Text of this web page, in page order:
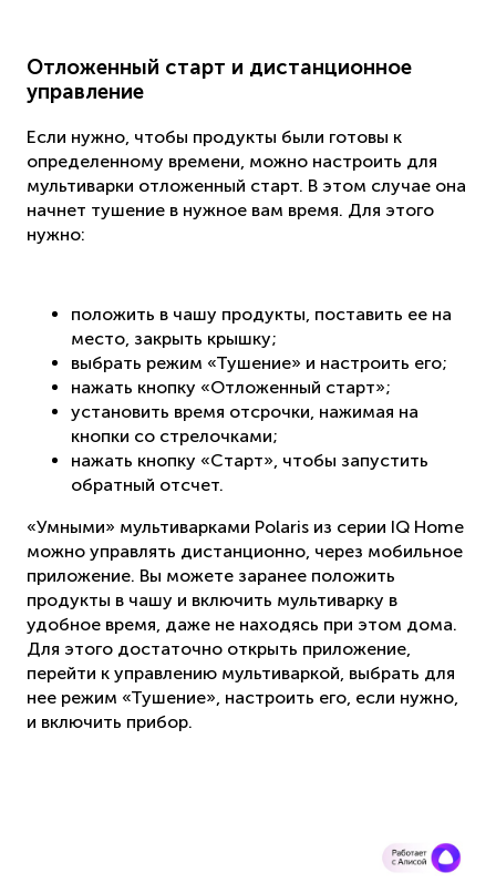
Отложенный старт и дистанционное
управление
Если нужно, чтобы продукты были готовы к
определенному времени, можно настроить для
мультиварки отложенный старт. В этом случае она
начнет тушение в нужное вам время. Для этого
нужно:
положить в чашу продукты, поставить ее на
место, закрыть крышку;
выбрать режим «Тушение» и настроить его;
нажать кнопку «Отложенный старт»;
установить время отсрочки, нажимая на
кнопки со стрелочками;
нажать кнопку «Старт», чтобы запустить
обратный отсчет.
«Умными» мультиварками Polaris из серии IQ Home
можно управлять дистанционно, через мобильное
приложение. Вы можете заранее положить
продукты в чашу и включить мультиварку в
удобное время, даже не находясь при этом дома.
Для этого достаточно открыть приложение,
перейти к управлению мультиваркой, выбрать для
нее режим «Тушение», настроить его, если нужно,
и включить прибор.